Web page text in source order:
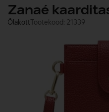
Zanaé
ÕlakottTootekood: 21339